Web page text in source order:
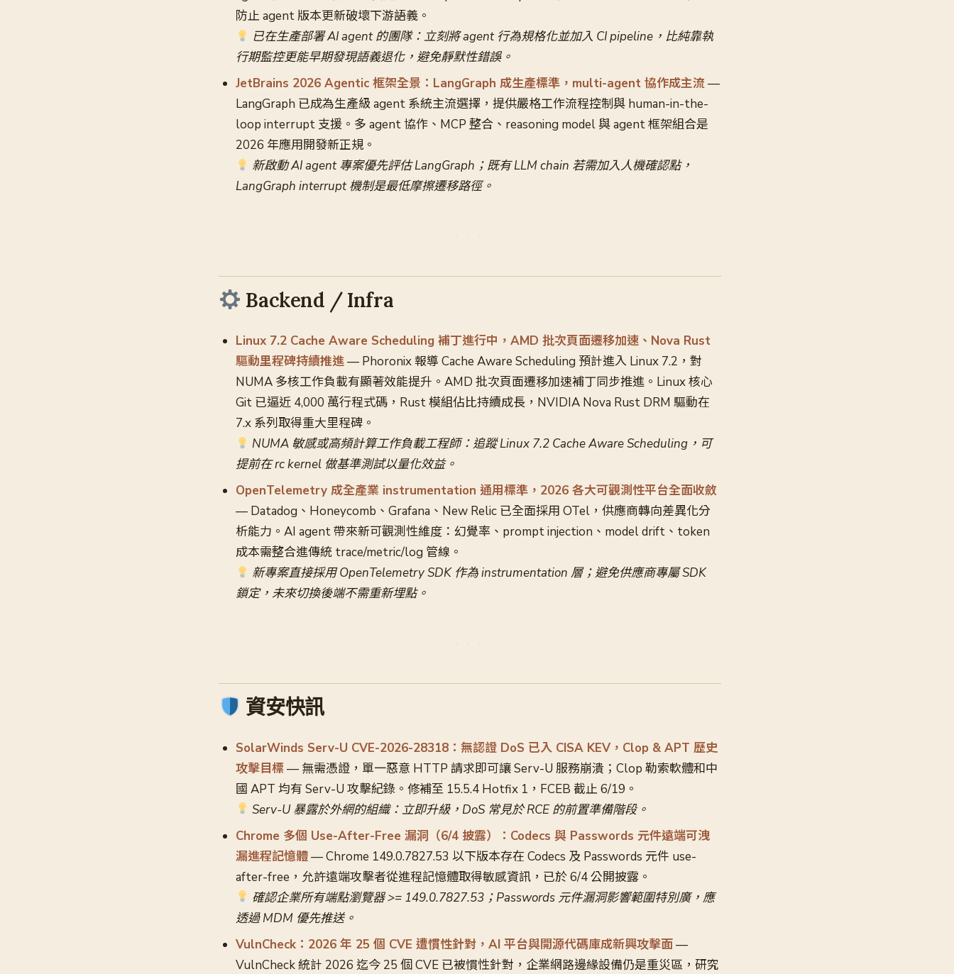
防止 agent 版本更新破壞下游語義。
已在生產部署 AI agent 的團隊：立刻將 agent 行為規格化並加入 CI pipeline，比純靠執
行期監控更能早期發現語義退化，避免靜默性錯誤。
JetBrains 2026 Agentic 框架全景：LangGraph 成生產標準，multi-agent 協作成主流—
LangGraph 已成為生產級 agent 系統主流選擇，提供嚴格工作流程控制與 human-in-the-
loop interrupt 支援。多 agent 協作、MCP 整合、reasoning model 與 agent 框架組合是
2026 年應用開發新正規。
新啟動 AI agent 專案優先評估 LangGraph；既有 LLM chain 若需加入人機確認點，
LangGraph interrupt 機制是最低摩擦遷移路徑。
Backend / Infra
Linux 7.2 Cache Aware Scheduling 補丁進行中，AMD 批次頁面遷移加速、Nova Rust
驅動里程碑持續推進— Phoronix 報導 Cache Aware Scheduling 預計進入 Linux 7.2，對
NUMA 多核工作負載有顯著效能提升。AMD 批次頁面遷移加速補丁同步推進。Linux 核心
Git 已逼近 4,000 萬行程式碼，Rust 模組佔比持續成長，NVIDIA Nova Rust DRM 驅動在
7.x 系列取得重大里程碑。
NUMA 敏感或高頻計算工作負載工程師：追蹤 Linux 7.2 Cache Aware Scheduling，可
提前在 rc kernel 做基準測試以量化效益。
OpenTelemetry 成全產業 instrumentation 通用標準，2026 各大可觀測性平台全面收斂
— Datadog、Honeycomb、Grafana、New Relic 已全面採用 OTel，供應商轉向差異化分
析能力。AI agent 帶來新可觀測性維度：幻覺率、prompt injection、model drift、token
成本需整合進傳統 trace/metric/log 管線。
新專案直接採用 OpenTelemetry SDK 作為 instrumentation 層；避免供應商專屬 SDK
鎖定，未來切換後端不需重新埋點。
資安快訊
SolarWinds Serv-U CVE-2026-28318：無認證 DoS 已入 CISA KEV，Clop & APT 歷史
攻擊目標 — 無需憑證，單一惡意 HTTP 請求即可讓 Serv-U 服務崩潰；Clop 勒索軟體和中
國 APT 均有 Serv-U 攻擊紀錄。修補至 15.5.4 Hotfix 1，FCEB 截止 6/19。
Serv-U 暴露於外網的組織：立即升級，DoS 常見於 RCE 的前置準備階段。
Chrome 多個 Use-After-Free 漏洞（6/4 披露）：Codecs 與 Passwords 元件遠端可洩
漏進程記憶體— Chrome 149.0.7827.53 以下版本存在 Codecs 及 Passwords 元件 use-
after-free，允許遠端攻擊者從進程記憶體取得敏感資訊，已於 6/4 公開披露。
確認企業所有端點瀏覽器 >= 149.0.7827.53；Passwords 元件漏洞影響範圍特別廣，應
透過 MDM 優先推送。
VulnCheck：2026 年 25 個 CVE 遭慣性針對，AI 平台與開源代碼庫成新興攻擊面—
VulnCheck 統計 2026 迄今 25 個 CVE 已被慣性針對，企業網路邊緣設備仍是重災區，研究